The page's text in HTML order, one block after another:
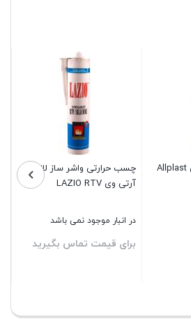
چسب همه کاره رازی Allplast
چسب حرارتی واشر ساز لازیو
آر‌تی‌ وی LAZIO RTV
در انبار موجود نمی باشد
برای قیمت تماس بگیرید